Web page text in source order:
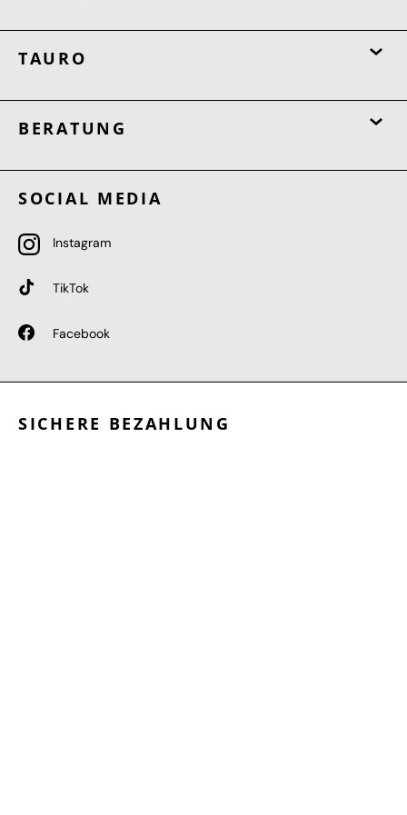
TAURO
BERATUNG
SOCIAL MEDIA
Instagram
TikTok
Facebook
SICHERE BEZAHLUNG